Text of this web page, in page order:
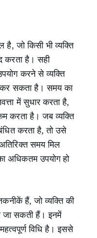
जो किसी भी व्यक्ति
करता है। सही
करने से व्यक्ति
कर सकता है। समय का
में सुधार करता है,
करता है। जब व्यक्ति
करता है, तो उसे
समय मिल
अधिकतम उपयोग हो
हैं, जो व्यक्ति की
सकती हैं। इनमें
विधि है। इससे